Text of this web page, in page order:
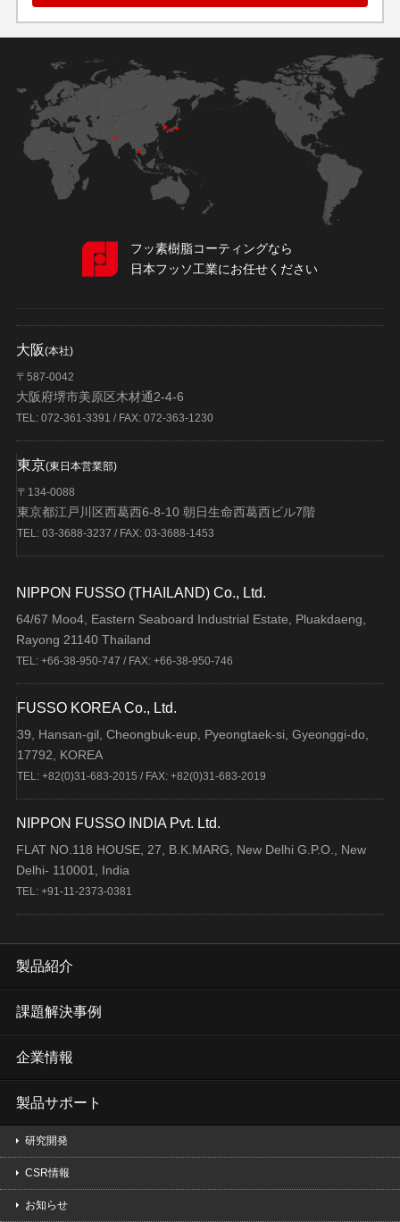
フッ素樹脂コーティングなら
日本フッソ工業にお任せください
大阪(本社)
〒587-0042
大阪府堺市美原区木材通2-4-6
TEL: 072-361-3391 / FAX: 072-363-1230
東京(東日本営業部)
〒134-0088
東京都江戸川区西葛西6-8-10 朝日生命西葛西ビル7階
TEL: 03-3688-3237 / FAX: 03-3688-1453
NIPPON FUSSO (THAILAND) Co., Ltd.
64/67 Moo4, Eastern Seaboard Industrial Estate, Pluakdaeng,
Rayong 21140 Thailand
TEL: +66-38-950-747 / FAX: +66-38-950-746
FUSSO KOREA Co., Ltd.
39, Hansan-gil, Cheongbuk-eup, Pyeongtaek-si, Gyeonggi-do,
17792, KOREA
TEL: +82(0)31-683-2015 / FAX: +82(0)31-683-2019
NIPPON FUSSO INDIA Pvt. Ltd.
FLAT NO.118 HOUSE, 27, B.K.MARG, New Delhi G.P.O., New
Delhi- 110001, India
TEL: +91-11-2373-0381
製品紹介
課題解決事例
企業情報
製品サポート
研究開発
CSR情報
お知らせ